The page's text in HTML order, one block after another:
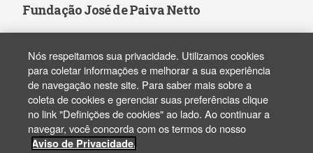
Fundação José de Paiva Netto
Copyright ® 2003-2026 - FJPN. Todos os direitos reservados. All rights
reserved.
Nós respeitamos sua privacidade. Utilizamos cookies
para coletar informações e melhorar a sua experiência
de navegação neste site. Para saber mais sobre a
coleta de cookies e gerenciar suas preferências clique
no link "Definições de cookies" ao lado. Ao continuar a
navegar, você concorda com os termos do nosso
Aviso de Privacidade.